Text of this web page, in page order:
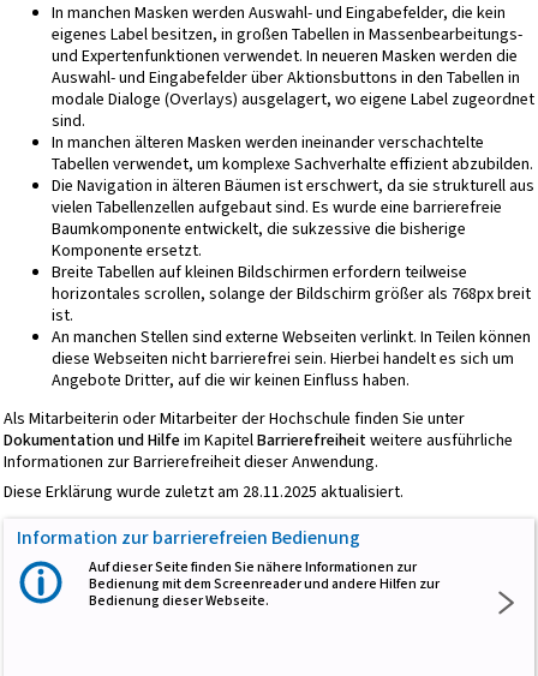
In manchen Masken werden Auswahl- und Eingabefelder, die kein
eigenes Label besitzen, in großen Tabellen in Massenbearbeitungs-
und Expertenfunktionen verwendet. In neueren Masken werden die
Auswahl- und Eingabefelder über Aktionsbuttons in den Tabellen in
modale Dialoge (Overlays) ausgelagert, wo eigene Label zugeordnet
sind.
In manchen älteren Masken werden ineinander verschachtelte
Tabellen verwendet, um komplexe Sachverhalte effizient abzubilden.
Die Navigation in älteren Bäumen ist erschwert, da sie strukturell aus
vielen Tabellenzellen aufgebaut sind. Es wurde eine barrierefreie
Baumkomponente entwickelt, die sukzessive die bisherige
Komponente ersetzt.
Breite Tabellen auf kleinen Bildschirmen erfordern teilweise
horizontales scrollen, solange der Bildschirm größer als 768px breit
ist.
An manchen Stellen sind externe Webseiten verlinkt. In Teilen können
diese Webseiten nicht barrierefrei sein. Hierbei handelt es sich um
Angebote Dritter, auf die wir keinen Einfluss haben.
Als Mitarbeiterin oder Mitarbeiter der Hochschule finden Sie unter
Dokumentation und Hilfeim KapitelBarrierefreiheitweitere ausführliche
Informationen zur Barrierefreiheit dieser Anwendung.
Diese Erklärung wurde zuletzt am 28.11.2025 aktualisiert.
Information zur barrierefreien Bedienung
Auf dieser Seite finden Sie nähere Informationen zur
Bedienung mit dem Screenreader und andere Hilfen zur
Bedienung dieser Webseite.